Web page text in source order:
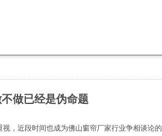
做已经是伪命题
视，近段时间也成为佛山窗帘厂家行业争相谈论的